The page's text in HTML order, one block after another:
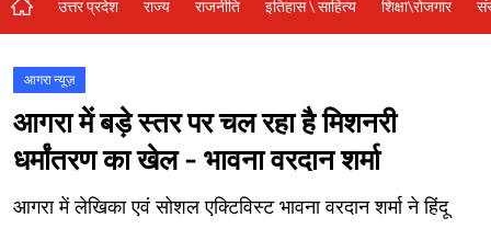
अजब गजब
कृषि
नई दिल्ली
टेक्नोलॉजी / बिजनेस
उत्तर प्रदेश राज्य राजनीति इतिहास \ साहित्य शिक्षा\रोजगार
आगरा न्यूज़
आगरा में बड़े स्तर पर चल रहा है मिशनरी
धर्मांतरण का खेल - भावना वरदान शर्मा
आगरा में लेखिका एवं सोशल एक्टिविस्ट भावना वरदान शर्मा ने हिंदू